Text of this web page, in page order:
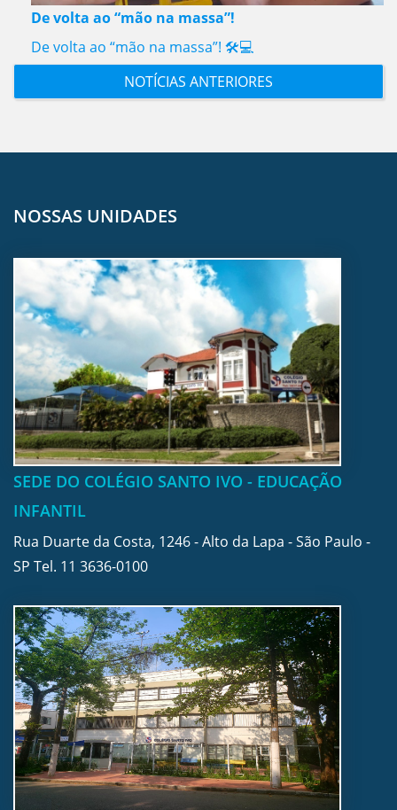
De volta ao “mão na massa”!
De volta ao “mão na massa”! 🛠️💻
NOTÍCIAS ANTERIORES
NOSSAS UNIDADES
SEDE DO COLÉGIO SANTO IVO - EDUCAÇÃO
INFANTIL
Rua Duarte da Costa, 1246 - Alto da Lapa - São Paulo -
SP Tel. 11 3636-0100